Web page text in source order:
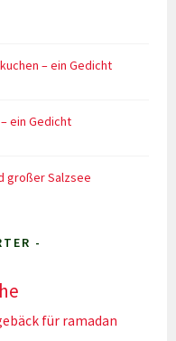
– ein Gedicht
ein Gedicht
großer Salzsee
-
für ramadan